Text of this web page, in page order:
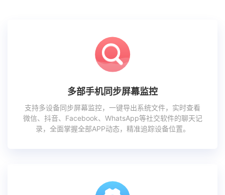
多部手机同步屏幕监控
支持多设备同步屏幕监控，一键导出系统文件，实时查看
微信、抖音、Facebook、WhatsApp等社交软件的聊天记
录，全面掌握全部APP动态，精准追踪设备位置。